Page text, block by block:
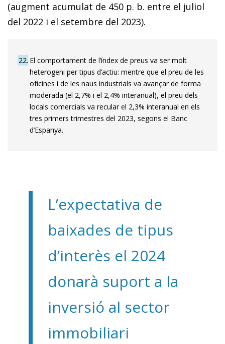
(augment acumulat de 450 p. b. entre el juliol
del 2022 i el setembre del 2023).
22 El comportament de l’índex de preus va ser molt
heterogeni per tipus d’actiu: mentre que el preu de les
oficines i de les naus industrials va avançar de forma
moderada (el 2,7% i el 2,4% interanual), el preu dels
locals comercials va recular el 2,3% interanual en els
tres primers trimestres del 2023, segons el Banc
d’Espanya.
L’expectativa de
baixades de tipus
d’interès el 2024
donarà suport a la
inversió al sector
immobiliari